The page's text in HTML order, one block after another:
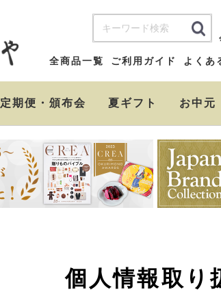
全商品一覧 ご利用ガイド よくあ
定期便・頒布会 夏ギフト お中元
個人情報取り